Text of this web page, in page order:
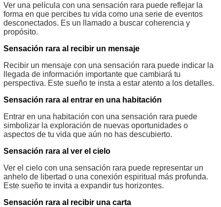
Ver una película con una sensación rara puede reflejar la
forma en que percibes tu vida como una serie de eventos
desconectados. Es un llamado a buscar coherencia y
propósito.
Sensación rara al recibir un mensaje
Recibir un mensaje con una sensación rara puede indicar la
llegada de información importante que cambiará tu
perspectiva. Este sueño te insta a estar atento a los detalles.
Sensación rara al entrar en una habitación
Entrar en una habitación con una sensación rara puede
simbolizar la exploración de nuevas oportunidades o
aspectos de tu vida que aún no has descubierto.
Sensación rara al ver el cielo
Ver el cielo con una sensación rara puede representar un
anhelo de libertad o una conexión espiritual más profunda.
Este sueño te invita a expandir tus horizontes.
Sensación rara al recibir una carta